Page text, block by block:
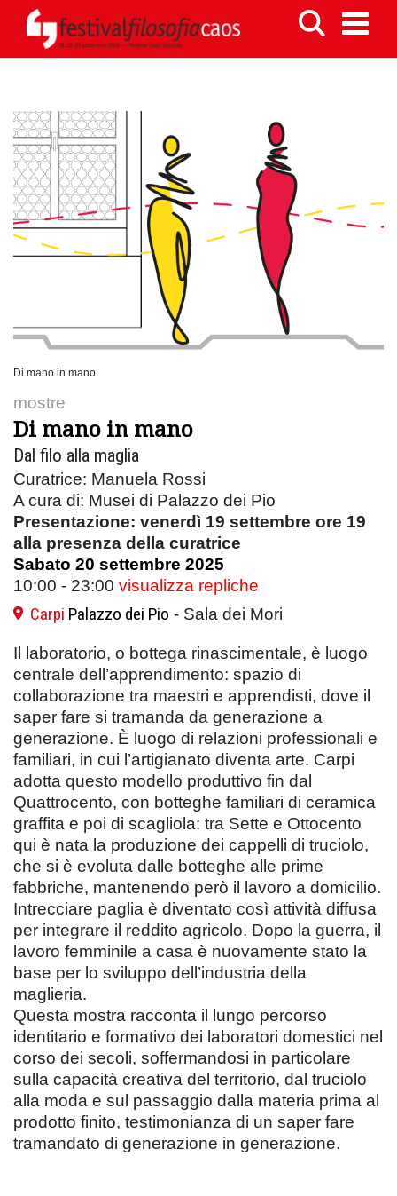
Di mano in mano
mostre
Di mano in mano
Dal filo alla maglia
Curatrice: Manuela Rossi
A cura di: Musei di Palazzo dei Pio
Presentazione: venerdì 19 settembre ore 19
alla presenza della curatrice
Sabato 20 settembre 2025
10:00 - 23:00 visualizza repliche
Carpi Palazzo dei Pio - Sala dei Mori
Il laboratorio, o bottega rinascimentale, è luogo
centrale dell’apprendimento: spazio di
collaborazione tra maestri e apprendisti, dove il
saper fare si tramanda da generazione a
generazione. È luogo di relazioni professionali e
familiari, in cui l’artigianato diventa arte. Carpi
adotta questo modello produttivo fin dal
Quattrocento, con botteghe familiari di ceramica
graffita e poi di scagliola: tra Sette e Ottocento
qui è nata la produzione dei cappelli di truciolo,
che si è evoluta dalle botteghe alle prime
fabbriche, mantenendo però il lavoro a domicilio.
Intrecciare paglia è diventato così attività diffusa
per integrare il reddito agricolo. Dopo la guerra, il
lavoro femminile a casa è nuovamente stato la
base per lo sviluppo dell’industria della
maglieria.
Questa mostra racconta il lungo percorso
identitario e formativo dei laboratori domestici nel
corso dei secoli, soffermandosi in particolare
sulla capacità creativa del territorio, dal truciolo
alla moda e sul passaggio dalla materia prima al
prodotto finito, testimonianza di un saper fare
tramandato di generazione in generazione.